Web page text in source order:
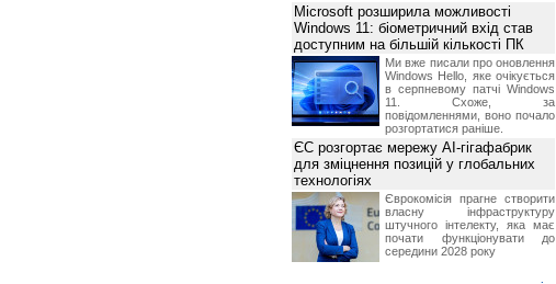
Microsoft розширила можливості
Windows 11: біометричний вхід став
доступним на більшій кількості ПК
Ми вже писали про оновлення
Windows Hello, яке очікується
в серпневому патчі Windows
11. Схоже, за
повідомленнями, воно почало
розгортатися раніше.
ЄС розгортає мережу AI-гігафабрик
для зміцнення позицій у глобальних
технологіях
Єврокомісія прагне створити
власну інфраструктуру
штучного інтелекту, яка має
почати функціонувати до
середини 2028 року